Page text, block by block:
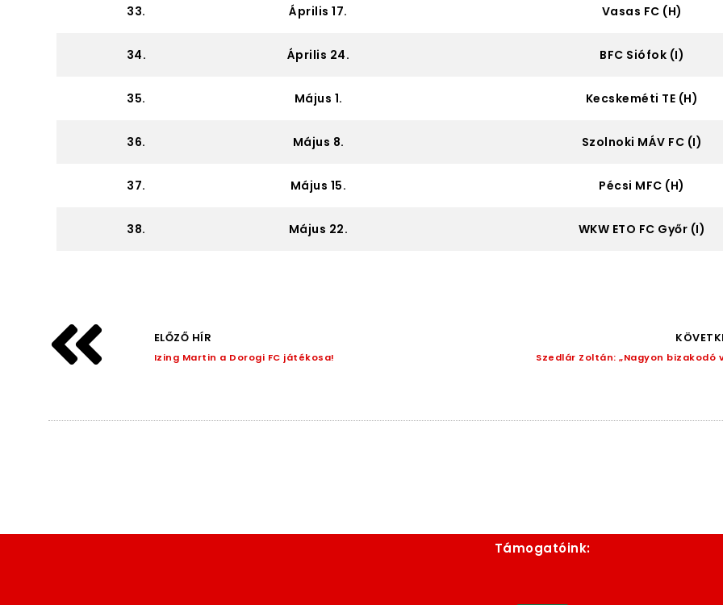
33. Április 17. Vasas FC (H)
34. Április 24. BFC Siófok (I)
35. Május 1. Kecskeméti TE (H)
36. Május 8. Szolnoki MÁV FC (I)
37. Május 15. Pécsi MFC (H)
38. Május 22. WKW ETO FC Győr (I)
ELŐZŐ HÍR
Izing Martin a Dorogi FC játékosa! Szedlár Zoltán: „Nagyon bizakodó
Támogatóink: